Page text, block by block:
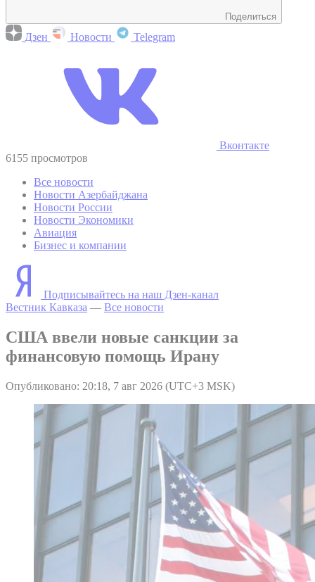
Поделиться
Дзен Новости Telegram
Вконтакте
6155 просмотров
Все новости
Новости Азербайджана
Новости России
Новости Экономики
Авиация
Бизнес и компании
Подписывайтесь на наш Дзен-канал
Вестник Кавказа — Все новости
США ввели новые санкции за
финансовую помощь Ирану
Опубликовано: 20:18, 7 авг 2026 (UTC+3 MSK)